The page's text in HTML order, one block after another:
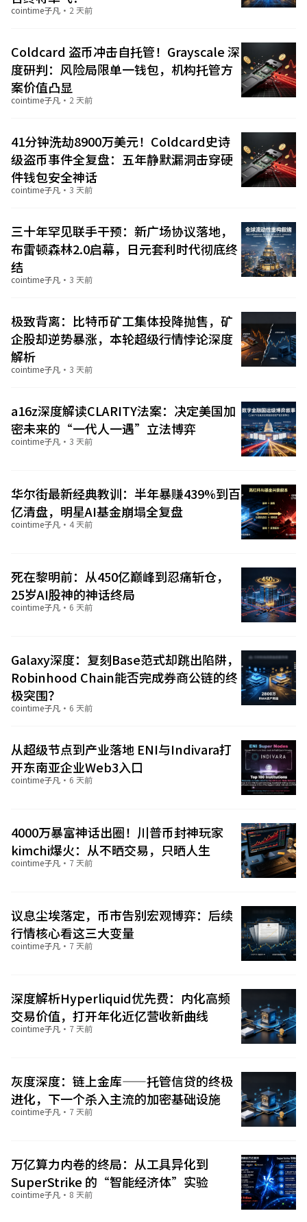
cointime子凡 · 2 天前
Coldcard 盗币冲击自托管！Grayscale 深
度研判：风险局限单一钱包，机构托管方
案价值凸显
cointime子凡 · 2 天前
41分钟洗劫8900万美元！Coldcard史诗
级盗币事件全复盘：五年静默漏洞击穿硬
件钱包安全神话
cointime子凡 · 3 天前
三十年罕见联手干预：新广场协议落地，
布雷顿森林2.0启幕，日元套利时代彻底终
结
cointime子凡 · 3 天前
极致背离：比特币矿工集体投降抛售，矿
企股却逆势暴涨，本轮超级行情悖论深度
解析
cointime子凡 · 3 天前
a16z深度解读CLARITY法案：决定美国加
密未来的“一代人一遇”立法博弈
cointime子凡 · 3 天前
华尔街最新经典教训：半年暴赚439%到百
亿清盘，明星AI基金崩塌全复盘
cointime子凡 · 4 天前
死在黎明前：从450亿巅峰到忍痛斩仓，
25岁AI股神的神话终局
cointime子凡 · 6 天前
Galaxy深度：复刻Base范式却跳出陷阱，
Robinhood Chain能否完成券商公链的终
极突围？
cointime子凡 · 6 天前
从超级节点到产业落地 ENI与Indivara打
开东南亚企业Web3入口
cointime子凡 · 6 天前
4000万暴富神话出圈！川普币封神玩家
kimchi爆火：从不晒交易，只晒人生
cointime子凡 · 7 天前
议息尘埃落定，币市告别宏观博弈：后续
行情核心看这三大变量
cointime子凡 · 7 天前
深度解析Hyperliquid优先费：内化高频
交易价值，打开年化近亿营收新曲线
cointime子凡 · 7 天前
灰度深度：链上金库——托管信贷的终极
进化，下一个杀入主流的加密基础设施
cointime子凡 · 7 天前
万亿算力内卷的终局：从工具异化到
SuperStrike 的“智能经济体”实验
cointime子凡 · 8 天前